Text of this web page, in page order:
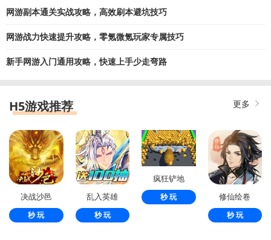
网游副本通关实战攻略，高效刷本避坑技巧
网游战力快速提升攻略，零氪微氪玩家专属技巧
新手网游入门通用攻略，快速上手少走弯路
H5游戏推荐 更多
决战沙邑
秒 玩
乱入英雄
秒 玩
疯狂铲地
秒 玩 修仙绘卷
秒 玩